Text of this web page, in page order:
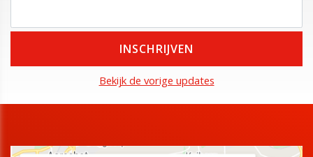
Bekijk de vorige updates